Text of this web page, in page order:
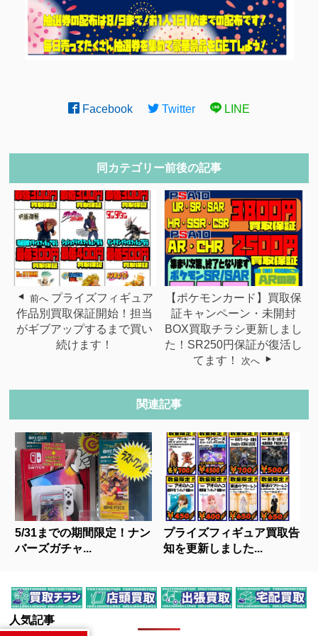
Facebook Twitter LINE
同カテゴリー前後の記事
前へ プライズフィギュア
作品別買取保証開始！担当
がギブアップするまで買い
続けます！
【ポケモンカード】買取保
証キャンペーン・未開封
BOX買取チラシ更新しまし
た！SR250円保証が復活し
てます！
次へ
関連記事
5/31までの期間限定！ナン
バーズガチャ...
プライズフィギュア買取告
知を更新しました...
人気記事